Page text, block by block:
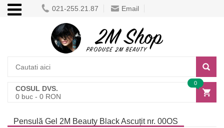
021-255.21.87 Email
COSUL DVS.
0 buc - 0 RON
0
Pensulă Gel 2M Beauty Black Ascuțit nr. 00OS